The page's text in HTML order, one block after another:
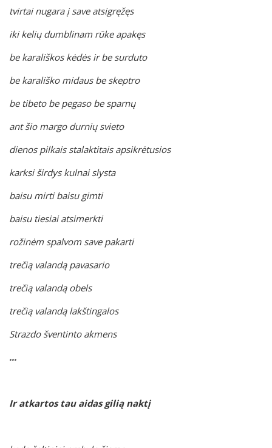
tvirtai nugara į save atsigręžęs
iki kelių dumblinam rūke apakęs
be karališkos kėdės ir be surduto
be karališko midaus be skeptro
be tibeto be pegaso be sparnų
ant šio margo durnių svieto
dienos pilkais stalaktitais apsikrėtusios
karksi širdys kulnai slysta
baisu mirti baisu gimti
baisu tiesiai atsimerkti
rožinėm spalvom save pakarti
trečią valandą pavasario
trečią valandą obels
trečią valandą lakštingalos
Strazdo šventinto akmens
...
Ir atkartos tau aidas gilią naktį